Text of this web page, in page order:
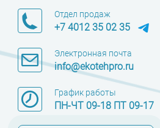
Отдел продаж
+7 4012 35 02 35
Электронная почта
info@ekotehpro.ru
График работы
ПН-ЧТ 09-18 ПТ 09-17